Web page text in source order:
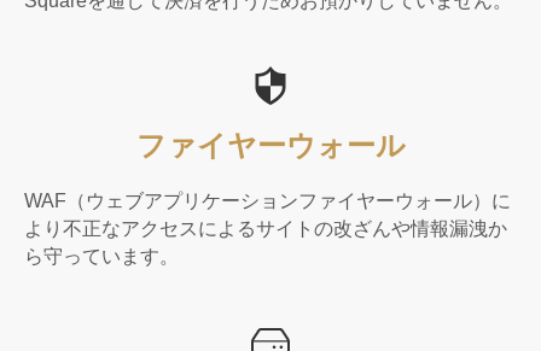
ファイヤーウォール
WAF（ウェブアプリケーションファイヤーウォール）に
より不正なアクセスによるサイトの改ざんや情報漏洩か
ら守っています。